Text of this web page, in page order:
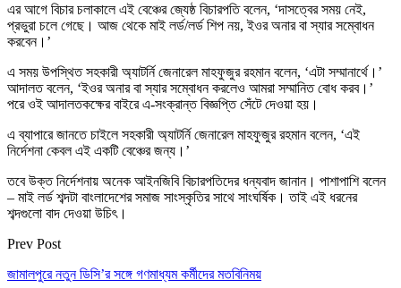
এর আগে বিচার চলাকালে এই বেঞ্চের জ্যেষ্ঠ বিচারপতি বলেন, ‘দাসত্বের সময় নেই,
প্রভুরা চলে গেছে। আজ থেকে মাই লর্ড/লর্ড শিপ নয়, ইওর অনার বা স্যার সম্বোধন
করবেন।’
এ সময় উপস্থিত সহকারী অ্যাটর্নি জেনারেল মাহফুজুর রহমান বলেন, ‘এটা সম্মানার্থে।’
আদালত বলেন, ‘ইওর অনার বা স্যার সম্বোধন করলেও আমরা সম্মানিত বোধ করব।’
পরে ওই আদালতকক্ষের বাইরে এ-সংক্রান্ত বিজ্ঞপ্তি সেঁটে দেওয়া হয়।
এ ব্যাপারে জানতে চাইলে সহকারী অ্যাটর্নি জেনারেল মাহফুজুর রহমান বলেন, ‘এই
নির্দেশনা কেবল এই একটি বেঞ্চের জন্য।’
তবে উক্ত নির্দেশনায় অনেক আইনজিবি বিচারপতিদের ধন্যবাদ জানান। পাশাপাশি বলেন
– মাই লর্ড শব্দটা বাংলাদেশের সমাজ সাংস্কৃতির সাথে সাংঘর্ষিক। তাই এই ধরনের
শব্দগুলো বাদ দেওয়া উচিৎ।
Prev Post
জামালপুরে নতুন ডিসি’র সঙ্গে গণমাধ্যম কর্মীদের মতবিনিময়